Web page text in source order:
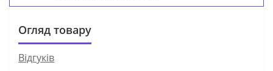
Огляд товару
Відгуків